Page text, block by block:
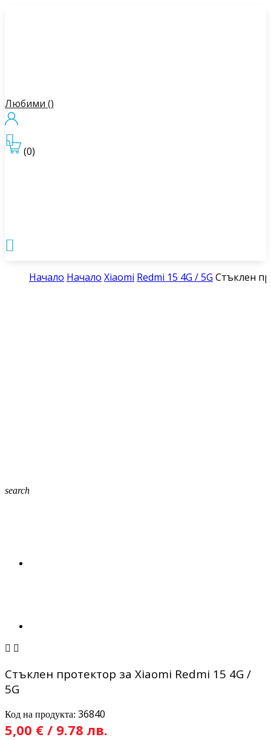
Любими ()
(0)


Начало Начало Xiaomi Redmi 15 4G / 5G Стъклен
search
 
Стъклен протектор за Xiaomi Redmi 15 4G /
5G
Код на продукта: 36840
5,00 € / 9.78 лв.